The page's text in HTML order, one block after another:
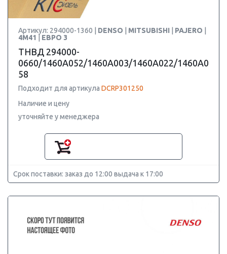
Артикул: 294000-1360 | DENSO MITSUBISHI PAJERO
4M41
ЕВРО 3
ТНВД 294000-
0660/1460A052/1460A003/1460A022/1460A0
58
Подходит для артикула DCRP301250
Наличие и цену
уточняйте у менеджера
Срок поставки: заказ до 12:00 выдача к 17:00